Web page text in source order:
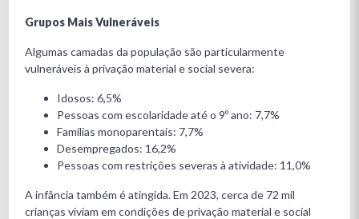
Grupos Mais Vulneráveis
Algumas camadas da população são particularmente
vulneráveis à privação material e social severa:
Idosos: 6,5%
Pessoas com escolaridade até o 9º ano: 7,7%
Famílias monoparentais: 7,7%
Desempregados: 16,2%
Pessoas com restrições severas à atividade: 11,0%
A infância também é atingida. Em 2023, cerca de 72 mil
crianças viviam em condições de privação material e social